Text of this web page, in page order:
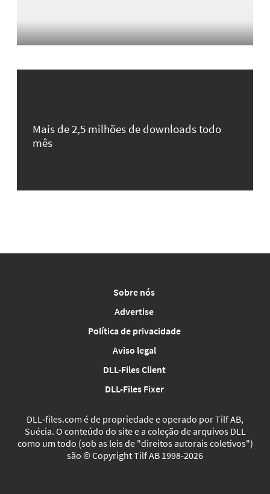
Mais de 2,5 milhões de downloads todo
mês
Sobre nós
Advertise
Política de privacidade
Aviso legal
DLL-Files Client
DLL-Files Fixer
DLL‑files.com é de propriedade e operado por Tilf AB,
Suécia. O conteúdo do site e a coleção de arquivos DLL
como um todo (sob as leis de "direitos autorais coletivos")
são © Copyright Tilf AB 1998-2026